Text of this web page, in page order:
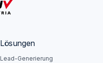
Lösungen
Lead-Generierung